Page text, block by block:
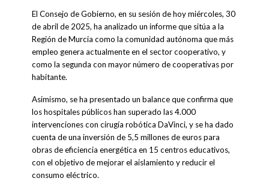
El Consejo de Gobierno, en su sesión de hoy miércoles, 30
de abril de 2025, ha analizado un informe que sitúa a la
Región de Murcia como la comunidad autónoma que más
empleo genera actualmente en el sector cooperativo, y
como la segunda con mayor número de cooperativas por
habitante.
Asimismo, se ha presentado un balance que confirma que
los hospitales públicos han superado las 4.000
intervenciones con cirugía robótica DaVinci, y se ha dado
cuenta de una inversión de 5,5 millones de euros para
obras de eficiencia energética en 15 centros educativos,
con el objetivo de mejorar el aislamiento y reducir el
consumo eléctrico.